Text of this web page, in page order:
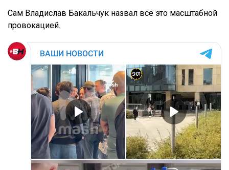
Сам Владислав Бакальчук назвал всё это масштабной
провокацией.